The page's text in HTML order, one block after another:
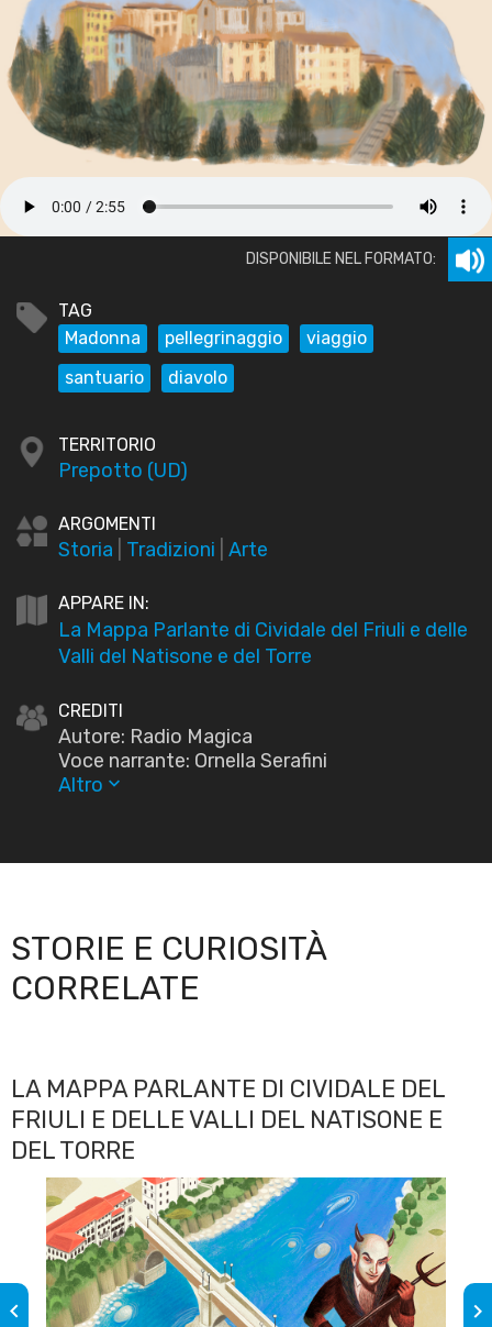
DISPONIBILE NEL FORMATO:
TAG
Madonna
pellegrinaggio
viaggio
santuario
diavolo
TERRITORIO
Prepotto (UD)
ARGOMENTI
Storia Tradizioni Arte
APPARE IN:
La Mappa Parlante di Cividale del Friuli e delle
Valli del Natisone e del Torre
CREDITI
Autore: Radio Magica
Voce narrante: Ornella Serafini
Altro keyboard_arrow_down
STORIE E CURIOSITÀ
CORRELATE
LA MAPPA PARLANTE DI CIVIDALE DEL
FRIULI E DELLE VALLI DEL NATISONE E
DEL TORRE
keyboard_arrow_left keyboard_arrow_right